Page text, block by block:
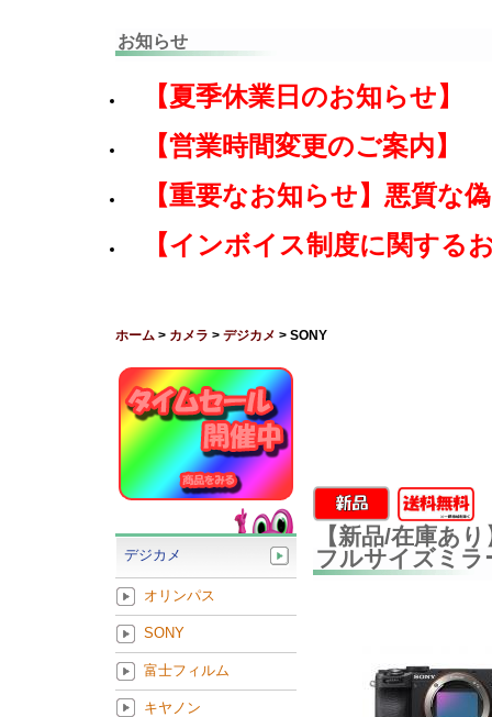
お知らせ
【夏季休業日のお知らせ】
【営業時間変更のご案内】
【重要なお知らせ】悪質な
【インボイス制度に関する
ホーム > カメラ > デジカメ > SONY
【新品/在庫あ
フルサイズミ
デジカメ
オリンパス
SONY
富士フィルム
キヤノン